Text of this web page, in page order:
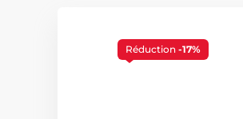
Réduction -17%